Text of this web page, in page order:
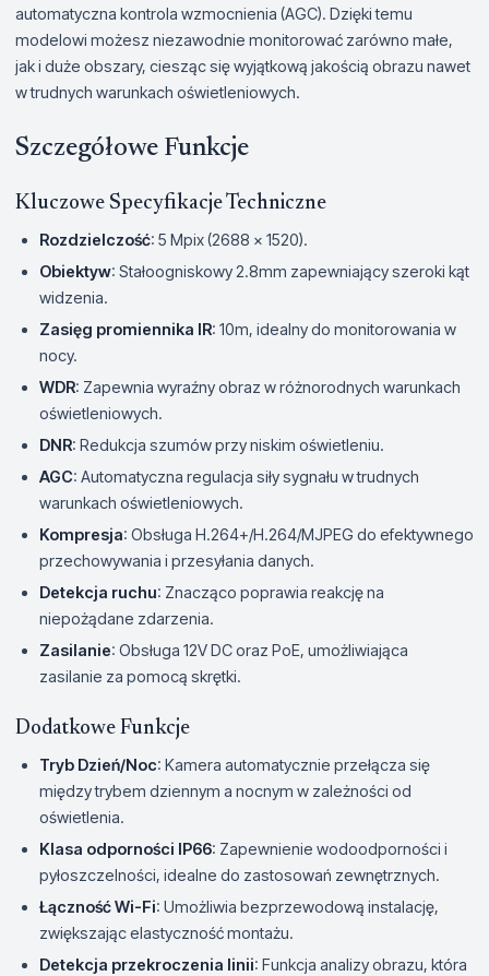
automatyczna kontrola wzmocnienia (AGC). Dzięki temu
modelowi możesz niezawodnie monitorować zarówno małe,
jak i duże obszary, ciesząc się wyjątkową jakością obrazu nawet
w trudnych warunkach oświetleniowych.
Szczegółowe Funkcje
Kluczowe Specyfikacje Techniczne
Rozdzielczość: 5 Mpix (2688 x 1520).
Obiektyw: Stałoogniskowy 2.8mm zapewniający szeroki kąt
widzenia.
Zasięg promiennika IR: 10m, idealny do monitorowania w
nocy.
WDR: Zapewnia wyraźny obraz w różnorodnych warunkach
oświetleniowych.
DNR: Redukcja szumów przy niskim oświetleniu.
AGC: Automatyczna regulacja siły sygnału w trudnych
warunkach oświetleniowych.
Kompresja: Obsługa H.264+/H.264/MJPEG do efektywnego
przechowywania i przesyłania danych.
Detekcja ruchu: Znacząco poprawia reakcję na
niepożądane zdarzenia.
Zasilanie: Obsługa 12V DC oraz PoE, umożliwiająca
zasilanie za pomocą skrętki.
Dodatkowe Funkcje
Tryb Dzień/Noc: Kamera automatycznie przełącza się
między trybem dziennym a nocnym w zależności od
oświetlenia.
Klasa odporności IP66: Zapewnienie wodoodporności i
pyłoszczelności, idealne do zastosowań zewnętrznych.
Łączność Wi-Fi: Umożliwia bezprzewodową instalację,
zwiększając elastyczność montażu.
Detekcja przekroczenia linii: Funkcja analizy obrazu, która